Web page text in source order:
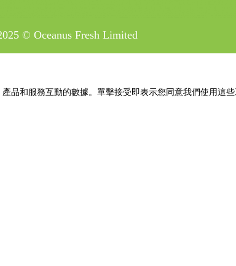
© Oceanus Fresh Limited
品和服務互動的數據。單擊接受即表示您同意我們使用這些